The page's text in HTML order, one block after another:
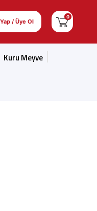
/ Üye Ol
0
Kuru Meyve